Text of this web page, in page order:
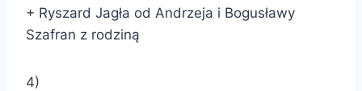
+ Ryszard Jagła od Andrzeja i Bogusławy
Szafran z rodziną
4)